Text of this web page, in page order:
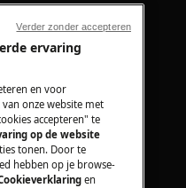
ervaring
en voor
onze website met
accepteren" te
op de website
tonen. Door te
hebben op je browse-
en
Verder zonder accepteren